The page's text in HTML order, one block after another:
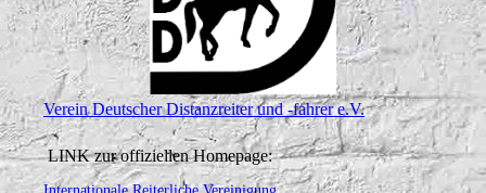
Verein Deutscher Distanzreiter und -fahrer e.V.
LINK zur offiziellen Homepage: